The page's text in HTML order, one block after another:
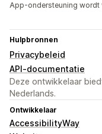
App-ondersteuning wordt
Hulpbronnen
Privacybeleid
API-documentatie
Deze ontwikkelaar
Nederlands.
Ontwikkelaar
AccessibilityWay